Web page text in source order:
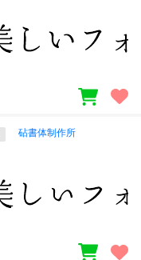
砧書体制作所